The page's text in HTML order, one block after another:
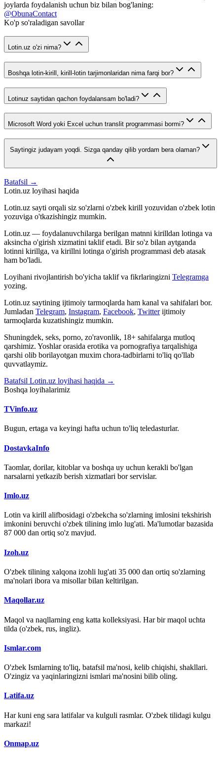
joylarda foydalanish uchun biz bilan bog'laning:
@ObunaContact
Ko'p so'raladigan savollar
Lotin.uz o'zi nima?
Boshqa lotin-kirill, kirill-lotin tarjimonlaridan nima farqi bor?
Lotinuz saytidan qachon foydalansam bo'ladi?
Microsoft Word yoki Excel uchun translit programmasi bormi?
Saytingiz judayam yoqdi. Sizga qanday qilib yordam bera olaman?
Batafsil →
Lotin.uz loyihasi haqida
Lotin.uz sayti orqali siz so'zlarni o'zbek kirill yozuvidan o'zbek lotin
yozuviga o'tkazishingiz mumkin.
Lotin.uz — foydalanuvchilarga berilgan matnni kirilldan lotinga va
aksincha o'girish xizmatini taklif etadi. Bir so'z bilan aytganda
lotinni kirillga, va kirillni lotinga o'girish programmasi deb atasak
ham bo'ladi.
Loyihani rivojlantirish bo'yicha taklif va fikrlaringizni Telegramga
yozing.
Lotin.uz saytining ijtimoiy tarmoqlarda ham kanal va sahifalari bor.
Jumladan Telegram, Instagram, Facebook, Twitter ijtimoiy
tarmoqlarda kuzatishingiz mumkin.
Shuningdek, seks, porno, zo'ravonlik, 18+ sahifalarga mutloq
qarshimiz. Yoshlar orasida erotika va pornografiya tarqalishiga
qarshi olib borilayotgan muxim chora-tadbirlarni to'liq qo'llab
quvvatlaymiz.
Batafsil Lotin.uz loyihasi haqida →
Boshqa loyihalarimiz
TVinfo.uz
Bugun, ertaga va keyingi hafta uchun to'liq teledasturlar.
DostavkaInfo
Taomlar, dorilar, kitoblar va boshqa uy uchun kerakli bo'lgan
narsalarni yetkazib berish xizmatlari bor servislar.
Imlo.uz
Lotin va kirill alifbosidagi o'zbekcha so'zlarning imlosini tekshirish
imkonini beruvchi o'zbek tilining imlo lug'ati. Ma'lumotlar bazasida
87 000 dan ortiq so'z mavjud.
Izoh.uz
O'zbek tilining xalqona izohli lug'ati 35 000 dan ortiq so'zlarning
ma'nolari ibora va misollar bilan keltirilgan.
Maqollar.uz
Maqol va naqllarning eng katta kolleksiyasi. Har bir maqol uchta
tilda (o'zbek, rus, ingliz).
Ismlar.com
O'zbek Ismlarning to'liq, batafsil ma'nosi, kelib chiqishi, shakllari.
O'zingiz va yaqinlaringizni ismlari ma'nosini bilib oling.
Latifa.uz
Har kuni eng sara latifalar va kulguli rasmlar. O'zbek tilidagi kulgu
markazi!
Onmap.uz